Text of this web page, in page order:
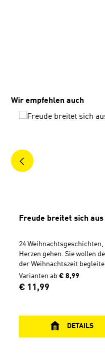
Produktgalerie
Wir empfehlen auch
Freude breitet sich aus
24 Weihnachtsgeschichten,
Herzen gehen. Sie wollen
der Weihnachtszeit
Christfest einstimmen.
Selberlesen und
Thema, Bibelstellen sowie
für die Verwendung in
Varianten ab € 8,99
Regulärer Preis:
€ 11,99
DETAILS